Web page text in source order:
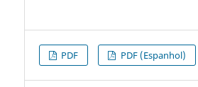
PDF PDF (Espanhol)